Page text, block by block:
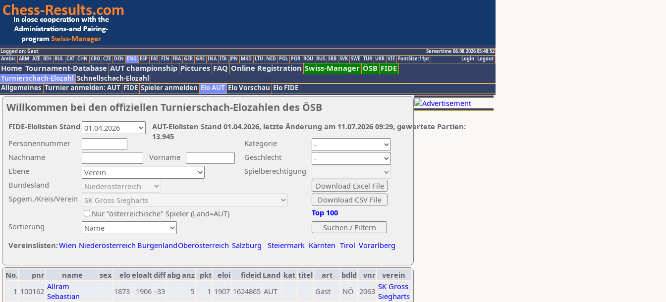
Logged on: Gast
Servertime 06.08.2026 05:48:52
Logout
Login
Arabic ARM AZE BIH BUL CAT CHN CRO CZE DEN ENG ESP FAI FIN FRA GER GRE INA ITA JPN MKD LTU NED POL POR ROU RUS SRB SVK SWE TUR UKR VIE FontSize:11pt
Home Tournament-Database AUT championship Pictures FAQ Online Registration Swiss-Manager ÖSB FIDE
Turnierschach-Elozahl Schnellschach-Elozahl
Allgemeines Turnier anmelden: AUT FIDE Spieler anmelden Elo AUT Elo Vorschau Elo FIDE
Willkommen bei den offiziellen Turnierschach-Elozahlen des ÖSB
Nachname
Vorname
Ebene
Kategorie
Sortierung
Personennummer
Bundesland
Spgem./Kreis/Verein
Geschlecht
Nur "österreichische" Spieler (Land=AUT)
Spielberechtigung
Vereinslisten:Wien Niederösterreich BurgenlandOberösterreich Salzburg Steiermark Kärnten Tirol Vorarlberg
Top 100
AUT-Elolisten Stand 01.04.2026, letzte Änderung am 11.07.2026 09:29, gewertete Partien:
13.945
FIDE-Elolisten Stand
No. pnr name sex eloeloaltdiffabg anz pkt eloi fideid Land kat titel art bdld vnr
verein
1 100162 Allram
Sebastian
1873 1906 -33 5 1 1907 1624865 AUT Gast NÖ 2063 SK Gross
Siegharts